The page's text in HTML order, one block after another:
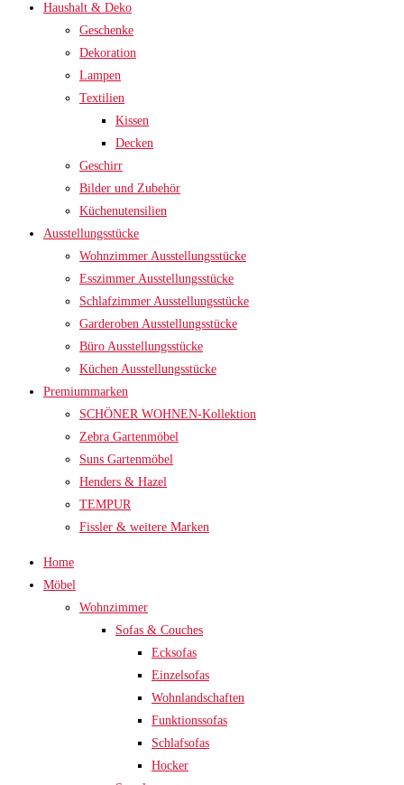
Haushalt & Deko
Geschenke
Dekoration
Lampen
Textilien
Kissen
Decken
Geschirr
Bilder und Zubehör
Küchenutensilien
Ausstellungsstücke
Wohnzimmer Ausstellungsstücke
Esszimmer Ausstellungsstücke
Schlafzimmer Ausstellungsstücke
Garderoben Ausstellungsstücke
Büro Ausstellungsstücke
Küchen Ausstellungsstücke
Premiummarken
SCHÖNER WOHNEN-Kollektion
Zebra Gartenmöbel
Suns Gartenmöbel
Henders & Hazel
TEMPUR
Fissler & weitere Marken
Home
Möbel
Wohnzimmer
Sofas & Couches
Ecksofas
Einzelsofas
Wohnlandschaften
Funktionssofas
Schlafsofas
Hocker